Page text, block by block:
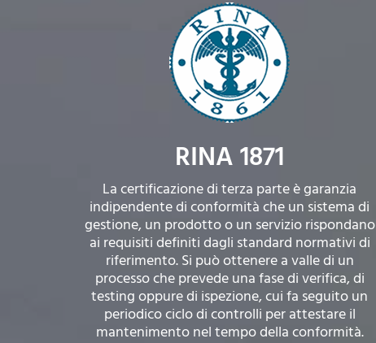
RINA 1871
La certificazione di terza parte è garanzia
indipendente di conformità che un sistema di
gestione, un prodotto o un servizio rispondano
ai requisiti definiti dagli standard normativi di
riferimento. Si può ottenere a valle di un
processo che prevede una fase di verifica, di
testing oppure di ispezione, cui fa seguito un
periodico ciclo di controlli per attestare il
mantenimento nel tempo della conformità.